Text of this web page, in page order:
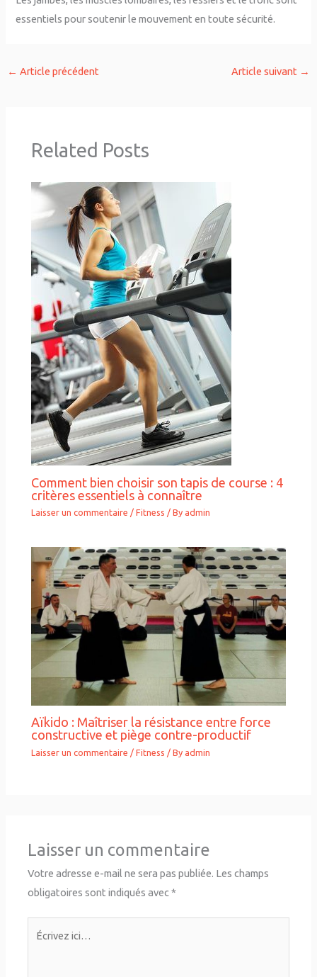
essentiels pour soutenir le mouvement en toute sécurité.
← Article précédent Article suivant →
Related Posts
Comment bien choisir son tapis de course : 4
critères essentiels à connaître
Laisser un commentaire /Fitness / By admin
Aïkido : Maîtriser la résistance entre force
constructive et piège contre-productif
Laisser un commentaire /Fitness / By admin
Laisser un commentaire
Votre adresse e-mail ne sera pas publiée. Les champs
obligatoires sont indiqués avec*